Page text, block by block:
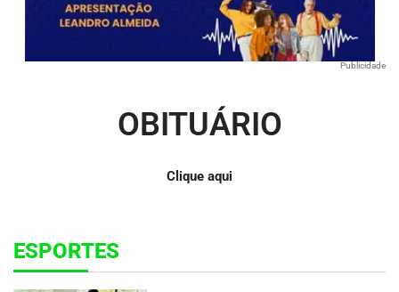
Publicidade
OBITUÁRIO
Clique aqui
ESPORTES